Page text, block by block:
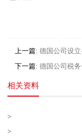
上一篇: 德国公司设
下一篇: 德国公司税
相关资料
>
>